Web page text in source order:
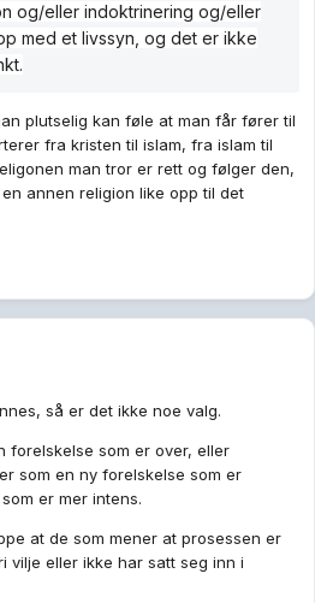
og/eller indoktrinering og/eller
med et livssyn, og det er ikke
plutselig kan føle at man får fører til
fra kristen til islam, fra islam til
man tror er rett og følger den,
annen religion like opp til det
så er det ikke noe valg.
forelskelse som er over, eller
som en ny forelskelse som er
er mer intens.
at de som mener at prosessen er
vilje eller ikke har satt seg inn i